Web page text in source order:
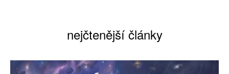
nejčtenější články